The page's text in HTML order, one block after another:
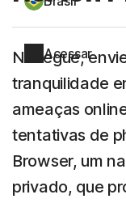
Acessar
Navegue,
tranquilidade
ameaças
tentativas de
Browser, um
privado, que